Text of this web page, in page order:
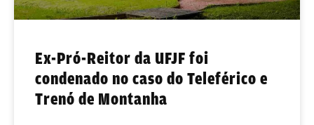
Ex-Pró-Reitor da UFJF foi
condenado no caso do Teleférico e
Trenó de Montanha